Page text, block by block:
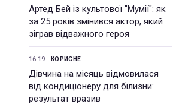
Артед Бей із культової "Мумії": як
за 25 років змінився актор, який
зіграв відважного героя
16:19 КОРИСНЕ
Дівчина на місяць відмовилася
від кондиціонеру для білизни:
результат вразив